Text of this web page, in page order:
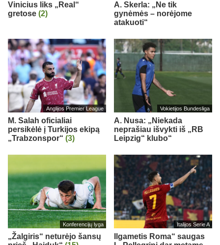
Vinicius liks „Real“
gretose (2)
A. Skerla: „Ne tik
gynėmės – norėjome
atakuoti“
Anglijos Premier League
M. Salah oficialiai
persikėlė į Turkijos ekipą
„Trabzonspor“ (3)
Vokietijos Bundesliga
A. Nusa: „Niekada
neprašiau išvykti iš „RB
Leipzig“ klubo“
Konferencijų lyga
„Žalgiris“ neturėjo šansų
Italijos Serie A
Ilgametis Roma“ saugas